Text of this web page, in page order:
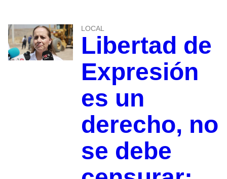
LOCAL
Libertad de
Expresión
es un
derecho, no
se debe